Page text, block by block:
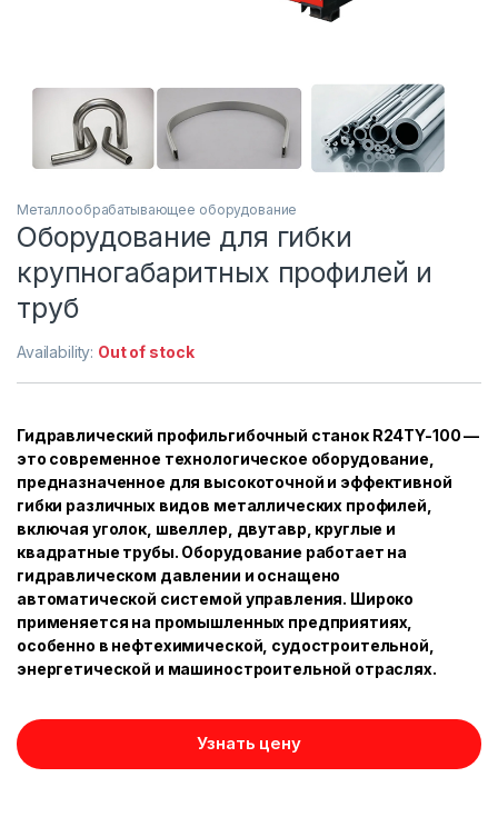
Металлообрабатывающее оборудование
Оборудование для гибки
крупногабаритных профилей и
труб
Availability: Out of stock
Гидравлический профильгибочный станок R24TY-100 —
это современное технологическое оборудование,
предназначенное для высокоточной и эффективной
гибки различных видов металлических профилей,
включая уголок, швеллер, двутавр, круглые и
квадратные трубы. Оборудование работает на
гидравлическом давлении и оснащено
автоматической системой управления. Широко
применяется на промышленных предприятиях,
особенно в нефтехимической, судостроительной,
энергетической и машиностроительной отраслях.
Узнать цену